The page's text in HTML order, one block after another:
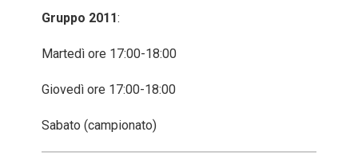
Gruppo 2011:
Martedì ore 17:00-18:00
Giovedì ore 17:00-18:00
Sabato (campionato)